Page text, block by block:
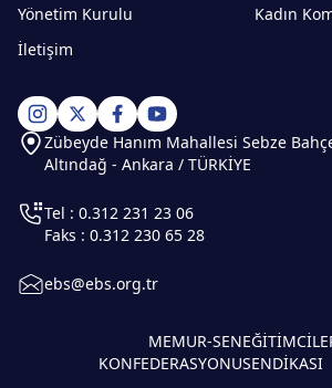
Yönetim Kurulu
Kadın
İletişim
MEMUR-SEN
KONFEDERASYONUSENDİKASI
Zübeyde Hanım Mahallesi Sebze
Altındağ - Ankara / TÜRKİYE
Tel : 0.312 231 23 06
Faks : 0.312 230 65 28
ebs@ebs.org.tr